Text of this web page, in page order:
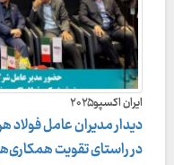
ایران اکسپو۲۰۲۵
دیدار مدیران عامل فولاد
در راستای تقویت